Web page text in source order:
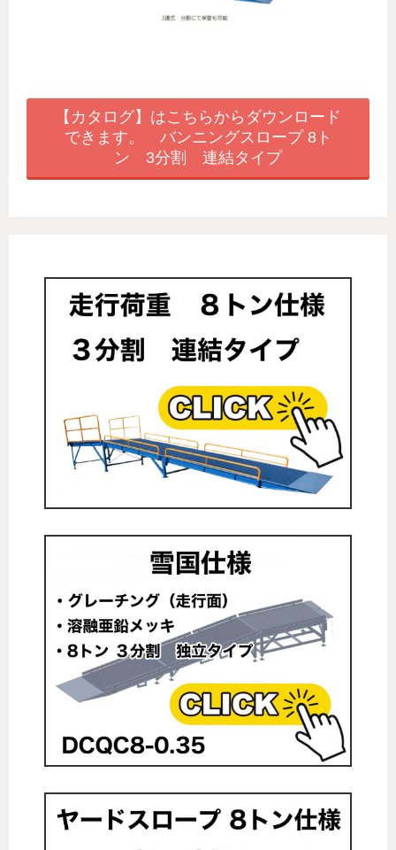
【カタログ】はこちらからダウンロード
できます。 バンニングスロープ 8ト
ン 3分割 連結タイプ